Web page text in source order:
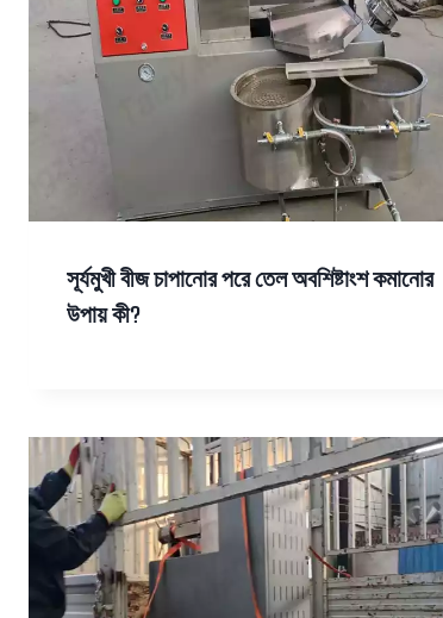
সূর্যমুখী বীজ চাপানোর পরে তেল অবশিষ্টাংশ কমানোর
উপায় কী?